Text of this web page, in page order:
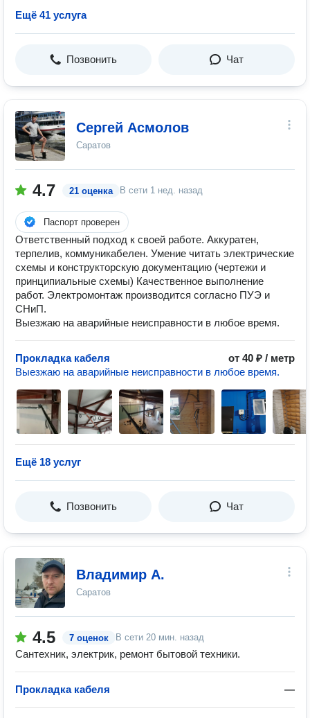
Ещё 41 услуга
Позвонить Чат
Сергей Асмолов
Саратов
4.7 21 оценка В сети 1 нед. назад
Паспорт проверен
Ответственный подход к своей работе. Аккуратен,
терпелив, коммуникабелен. Умение читать электрические
схемы и конструкторскую документацию (чертежи и
принципиальные схемы) Качественное выполнение
работ. Электромонтаж производится согласно ПУЭ и
СНиП.
Выезжаю на аварийные неисправности в любое время.
Прокладка кабеля
от 40 ₽ / метр
Выезжаю на аварийные неисправности в любое время.
Ещё 18 услуг
Позвонить Чат
Владимир А.
Саратов
4.5 7 оценок В сети 20 мин. назад
Сантехник, электрик, ремонт бытовой техники.
Прокладка кабеля —